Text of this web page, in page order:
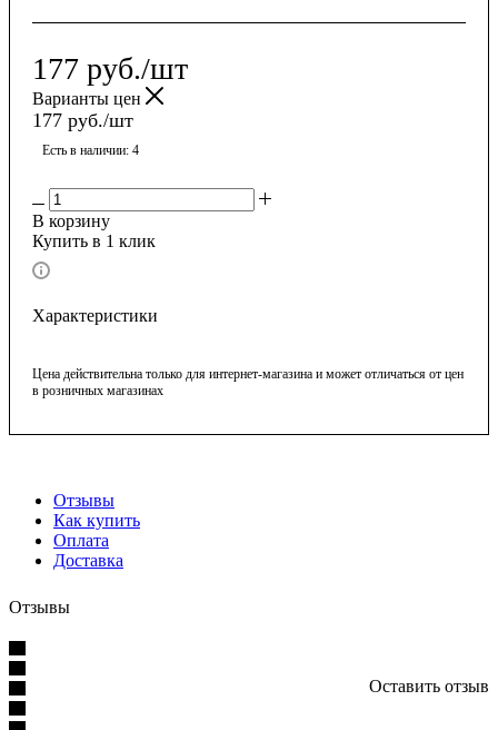
177 руб./шт
Варианты цен
177 руб./шт
Есть в наличии: 4
В корзину
Купить в 1 клик
Характеристики
Цена действительна только для интернет-магазина и может отличаться от цен
в розничных магазинах
Отзывы
Как купить
Оплата
Доставка
Отзывы
Оставить отзыв